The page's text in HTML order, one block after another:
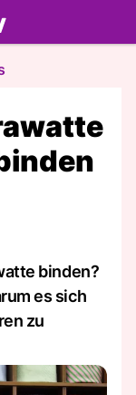
binden?
es sich
zu